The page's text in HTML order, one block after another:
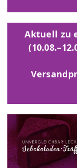
Aktuell zu